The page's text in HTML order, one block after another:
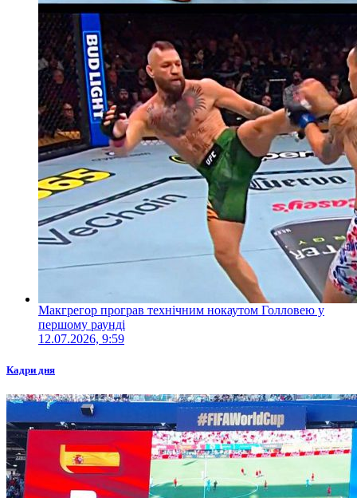
Макгрегор програв технічним нокаутом Голловею у
першому раунді
12.07.2026, 9:59
Кадри дня